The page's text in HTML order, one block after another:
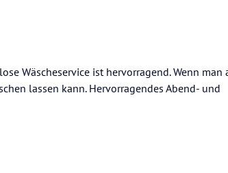
Wäscheservice ist hervorragend. Wenn man
lassen kann. Hervorragendes Abend- und